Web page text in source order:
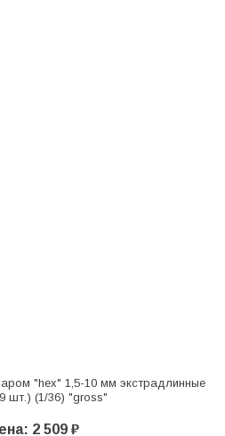
"hex" 1,5-10 мм экстрадлинные
шт.) (1/36) "gross"
2 509 ₽